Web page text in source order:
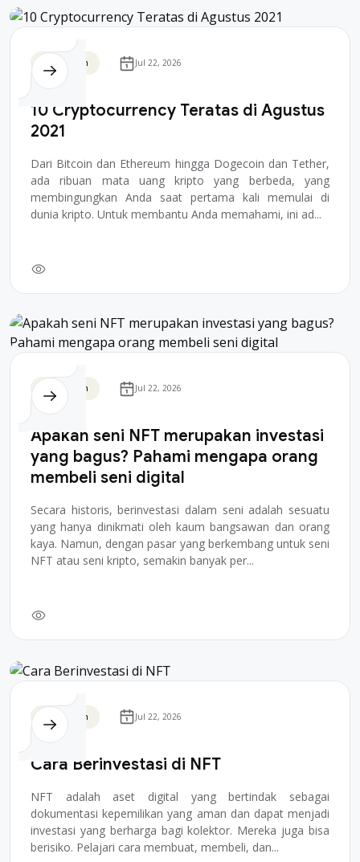
Blockchain Jul 22, 2026
10 Cryptocurrency Teratas di Agustus
2021
Dari Bitcoin dan Ethereum hingga Dogecoin dan Tether,
ada ribuan mata uang kripto yang berbeda, yang
membingungkan Anda saat pertama kali memulai di
dunia kripto. Untuk membantu Anda memahami, ini ad...
Blockchain Jul 22, 2026
Apakah seni NFT merupakan investasi
yang bagus? Pahami mengapa orang
membeli seni digital
Secara historis, berinvestasi dalam seni adalah sesuatu
yang hanya dinikmati oleh kaum bangsawan dan orang
kaya. Namun, dengan pasar yang berkembang untuk seni
NFT atau seni kripto, semakin banyak per...
Blockchain Jul 22, 2026
Cara Berinvestasi di NFT
NFT adalah aset digital yang bertindak sebagai
dokumentasi kepemilikan yang aman dan dapat menjadi
investasi yang berharga bagi kolektor. Mereka juga bisa
berisiko. Pelajari cara membuat, membeli, dan...